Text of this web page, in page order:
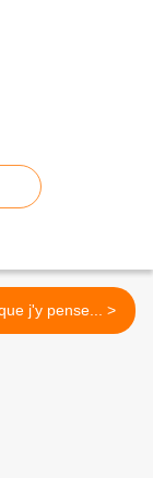
Pendant que j'y pense... >